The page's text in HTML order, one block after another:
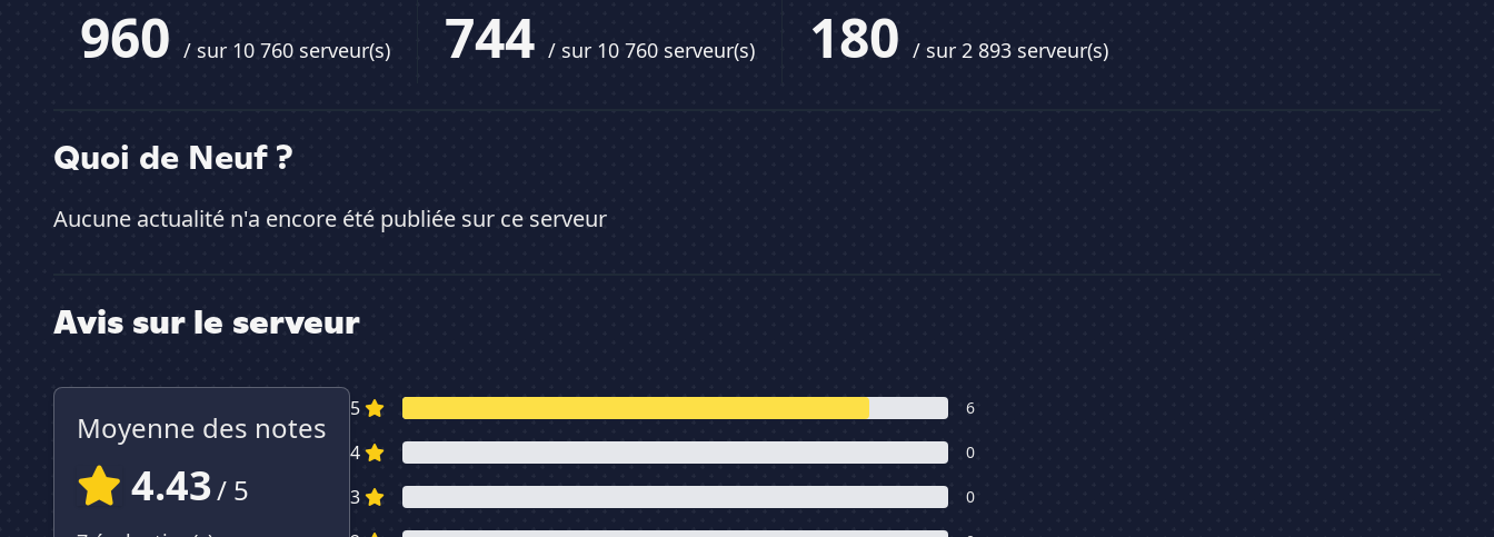
960 / sur 10 760 serveur(s) 744 / sur 10 760 serveur(s) 180 / sur 2 893 serveur(s)
Quoi de Neuf ?
Aucune actualité n'a encore été publiée sur ce serveur
Avis sur le serveur
Moyenne des notes
4.43/ 5
5 6
4 0
3 0